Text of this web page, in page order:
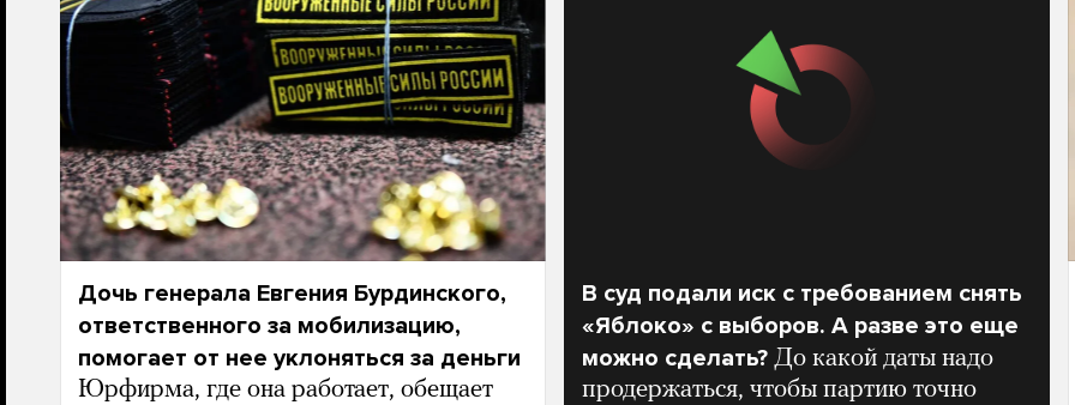
Дочь генерала Евгения Бурдинского,
ответственного за мобилизацию,
помогает от нее уклоняться за деньги
Юрфирма, где она работает, обещает
В суд подали иск с требованием снять
«Яблоко» с выборов. А разве это еще
можно сделать? До какой даты надо
продержаться, чтобы партию точно